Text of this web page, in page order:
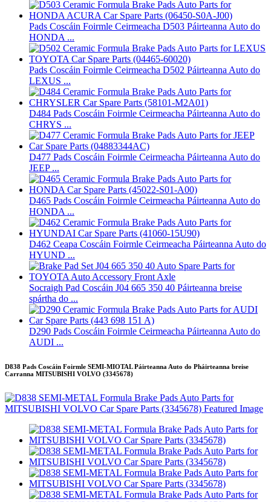
Pads Coscáin Foirmle Ceirmeacha D503 Páirteanna Auto do
HONDA ...
Pads Coscáin Foirmle Ceirmeacha D502 Páirteanna Auto do
LEXUS ...
D484 Pads Coscáin Foirmle Ceirmeacha Páirteanna Auto do
CHRYS ...
D477 Pads Coscáin Foirmle Ceirmeacha Páirteanna Auto do
JEEP ...
D465 Pads Coscáin Foirmle Ceirmeacha Páirteanna Auto do
HONDA ...
D462 Ceapa Coscáin Foirmle Ceirmeacha Páirteanna Auto do
HYUND ...
Socraigh Pad Coscáin J04 665 350 40 Páirteanna breise
spártha do ...
D290 Pads Coscáin Foirmle Ceirmeacha Páirteanna Auto do
AUDI ...
D838 Pads Coscáin Foirmle SEMI-MIOTAL Páirteanna Auto do Pháirteanna breise
Carranna MITSUBISHI VOLVO (3345678)